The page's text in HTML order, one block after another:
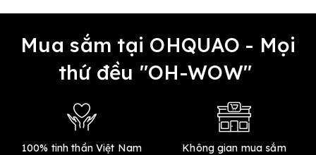
Mua sắm tại OHQUAO - Mọi
thứ đều "OH-WOW"
100% tinh thần Việt Nam
Không gian mua sắm